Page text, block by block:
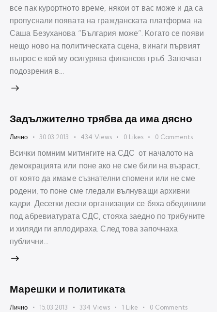
все пак курортното време, някои от вас може и да са
пропуснали появата на гражданската платформа на
Саша Безуханова “България може”. Kогато се появи
нещо ново на политическата сцена, винаги първият
въпрос е кой му осигурява финансов гръб. Започват
подозрения в…
Задължително трябва да има дясно
Лично 30.03.2013 434 Views 0 Likes 0 Comments
Всички помним митингите на СДС от началото на
демокрацията или поне ако не сме били на възраст,
от която да имаме съзнателни спомени или не сме
родени, то поне сме гледали вълнуващи архивни
кадри. Десетки десни организации се бяха обединили
под абревиатурата СДС, стояха заедно по трибуните
и хиляди ги аплодираха. След това започнаха
публични…
Марешки и политиката
Лично 15.03.2013 334 Views 1 Like 0 Comments